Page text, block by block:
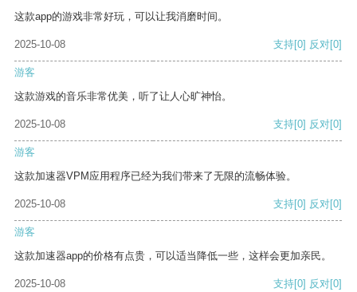
这款app的游戏非常好玩，可以让我消磨时间。
2025-10-08 支持[0] 反对[0]
游客
这款游戏的音乐非常优美，听了让人心旷神怡。
2025-10-08 支持[0] 反对[0]
游客
这款加速器VPM应用程序已经为我们带来了无限的流畅体验。
2025-10-08 支持[0] 反对[0]
游客
这款加速器app的价格有点贵，可以适当降低一些，这样会更加亲民。
2025-10-08 支持[0] 反对[0]